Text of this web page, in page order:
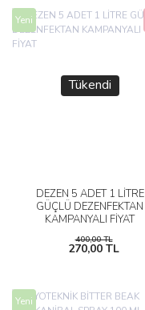
Yeni
Tükendi
DEZEN 5 ADET 1 LİTRE
GÜÇLÜ DEZENFEKTAN
KAMPANYALI FİYAT
400,00 TL
270,00 TL
Yeni